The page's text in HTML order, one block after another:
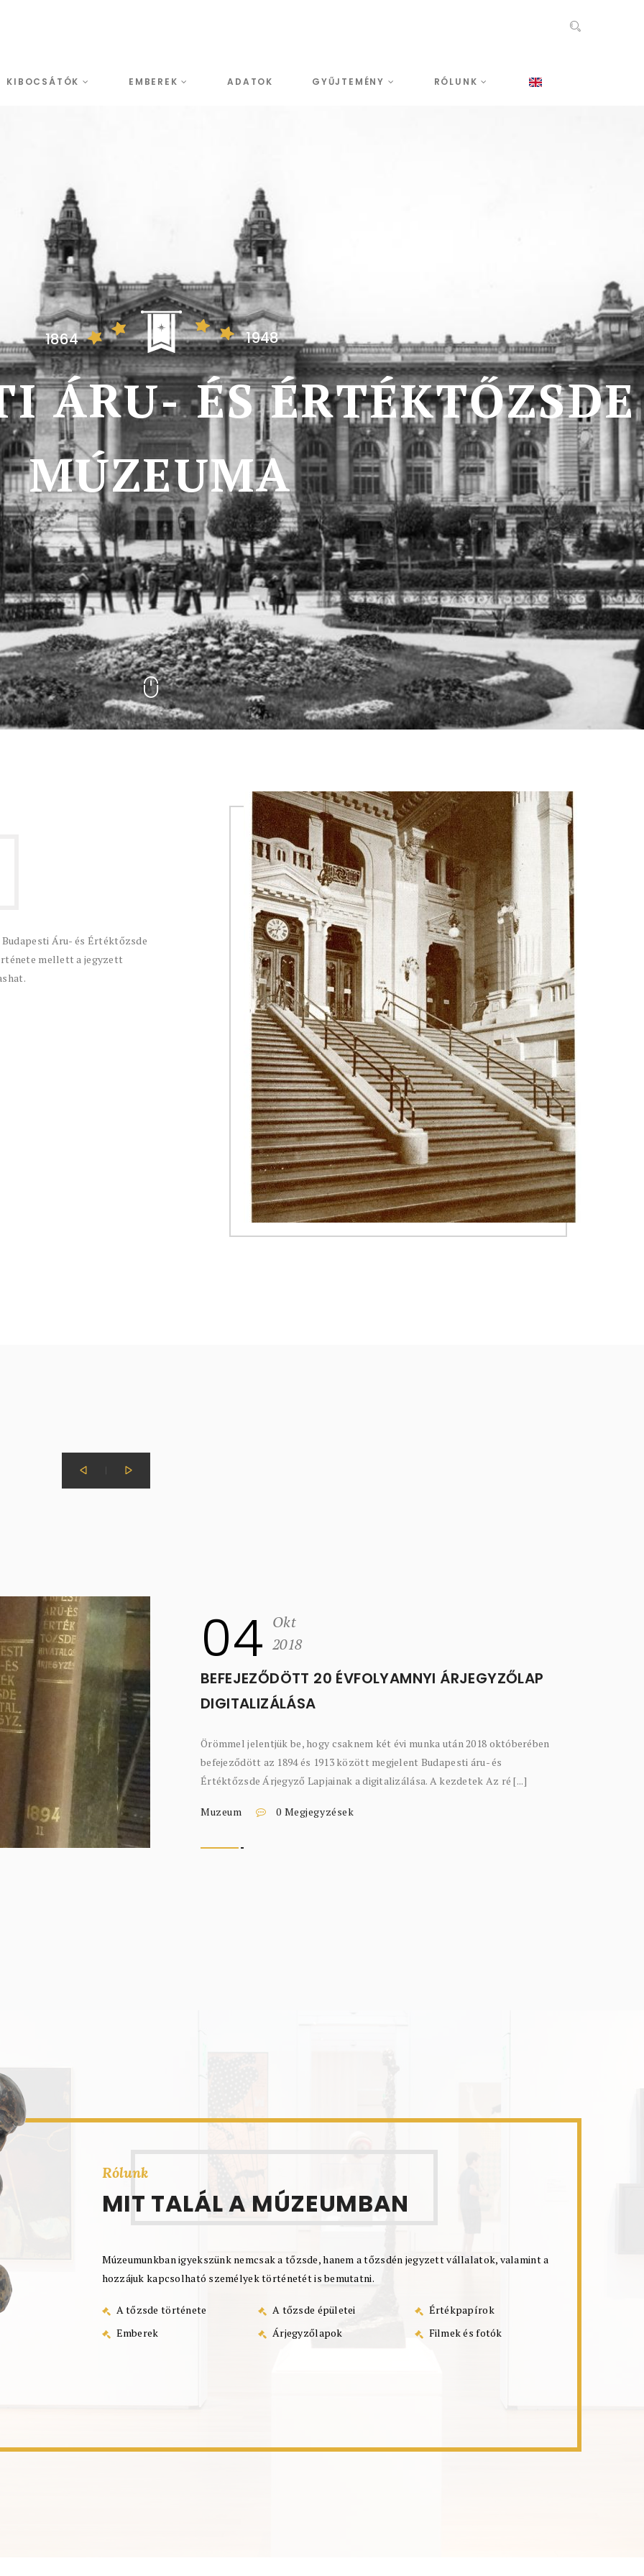
KIBOCSÁTÓK EMBEREK ADATOK GYŰJTEMÉNY RÓLUNK
1948
I ÁRU- ÉS ÉRTÉKTŐZSDE
MÚZEUMA
1864
működött 85 éves
történetét és sok fotót
04 Okt
2018
BEFEJEZŐDÖTT 20 ÉVFOLYAMNYI ÁRJEGYZŐLAP
DIGITALIZÁLÁSA
Örömmel jelentjük be, hogy csaknem két évi munka után 2018 októberében
befejeződött az 1894 és 1913 között megjelent Budapesti áru- és
Értéktőzsde Árjegyző Lapjainak a digitalizálása. A kezdetek Az ré [...]
Muzeum 0 Megjegyzések
Rólunk
MIT TALÁL A MÚZEUMBAN
Múzeumunkban igyekszünk nemcsak a tőzsde, hanem a tőzsdén jegyzett vállalatok, valamint a
hozzájuk kapcsolható személyek történetét is bemutatni.
A tőzsde története A tőzsde épületei
Értékpapírok
Emberek
Árjegyzőlapok Filmek és fotók